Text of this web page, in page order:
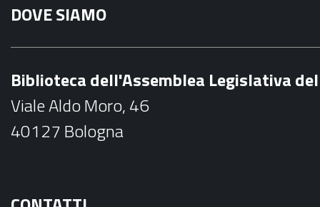
c
e
o
k
DOVE SIAMO
Biblioteca dell'Assemblea Legislativa
Viale Aldo Moro, 46
40127 Bologna